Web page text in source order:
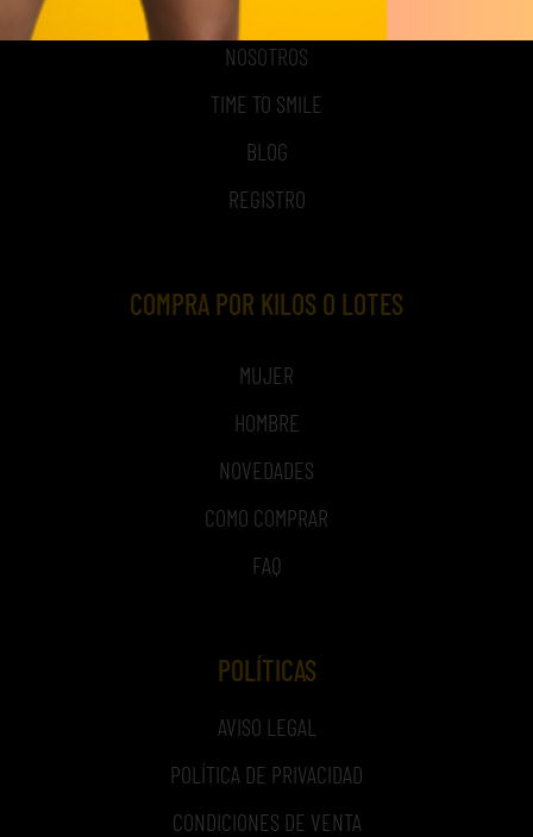
NOSOTROS
TIME TO SMILE
BLOG
REGISTRO
COMPRA POR KILOS O LOTES
MUJER
HOMBRE
NOVEDADES
COMO COMPRAR
FAQ
POLÍTICAS
AVISO LEGAL
POLÍTICA DE PRIVACIDAD
CONDICIONES DE VENTA